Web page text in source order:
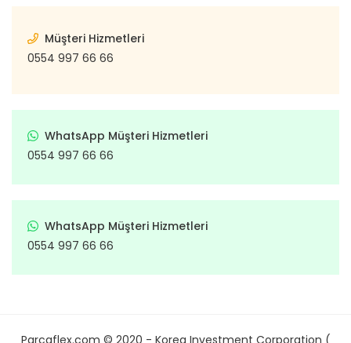
Müşteri Hizmetleri
0554 997 66 66
WhatsApp Müşteri Hizmetleri
0554 997 66 66
WhatsApp Müşteri Hizmetleri
0554 997 66 66
Parcaflex.com © 2020 - Korea Investment Corporation (